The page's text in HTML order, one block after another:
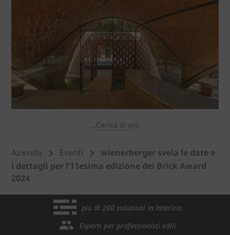
...Carica di più
Azienda Eventi
wienerberger svela le date e
i dettagli per l’11esima edizione dei Brick Award
2024
più di 200 soluzioni in laterizio
Esperti per professionisti edili